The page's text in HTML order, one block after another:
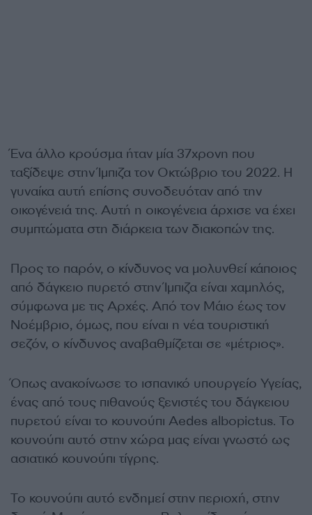
Ένα άλλο κρούσμα ήταν μία 37χρονη που
ταξίδεψε στην Ίμπιζα τον Οκτώβριο του 2022. Η
γυναίκα αυτή επίσης συνοδευόταν από την
οικογένειά της. Αυτή η οικογένεια άρχισε να έχει
συμπτώματα στη διάρκεια των διακοπών της.
Προς το παρόν, ο κίνδυνος να μολυνθεί κάποιος
από δάγκειο πυρετό στην Ίμπιζα είναι χαμηλός,
σύμφωνα με τις Αρχές. Από τον Μάιο έως τον
Νοέμβριο, όμως, που είναι η νέα τουριστική
σεζόν, ο κίνδυνος αναβαθμίζεται σε «μέτριος».
Όπως ανακοίνωσε το ισπανικό υπουργείο Υγείας,
ένας από τους πιθανούς ξενιστές του δάγκειου
πυρετού είναι το κουνούπι Aedes albopictus. Το
κουνούπι αυτό στην χώρα μας είναι γνωστό ως
ασιατικό κουνούπι τίγρης.
Το κουνούπι αυτό ενδημεί στην περιοχή, στην